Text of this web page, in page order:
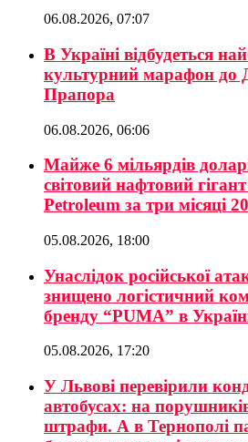
06.08.2026, 07:07
В Україні відбудеться
культурний марафон до
Прапора
06.08.2026, 06:06
Майже 6 мільярдів
світовий нафтовий
Petroleum за три місяці
05.08.2026, 18:00
Унаслідок російської
знищено логістичний
бренду “PUMA” в
05.08.2026, 17:20
У Львові перевірили
автобусах: на
штрафи. А в Тернополі